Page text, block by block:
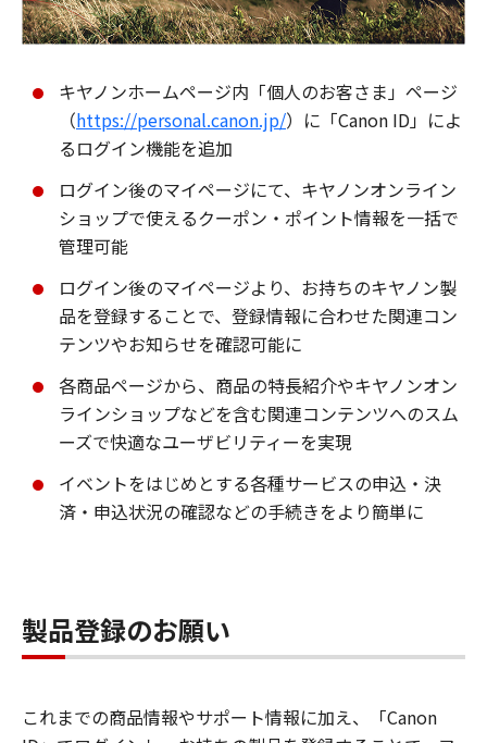
キヤノンホームページ内「個人のお客さま」ページ
（https://personal.canon.jp/）に「Canon ID」によ
るログイン機能を追加
ログイン後のマイページにて、キヤノンオンライン
ショップで使えるクーポン・ポイント情報を一括で
管理可能
ログイン後のマイページより、お持ちのキヤノン製
品を登録することで、登録情報に合わせた関連コン
テンツやお知らせを確認可能に
各商品ページから、商品の特長紹介やキヤノンオン
ラインショップなどを含む関連コンテンツへのスム
ーズで快適なユーザビリティーを実現
イベントをはじめとする各種サービスの申込・決
済・申込状況の確認などの手続きをより簡単に
製品登録のお願い
これまでの商品情報やサポート情報に加え、「Canon